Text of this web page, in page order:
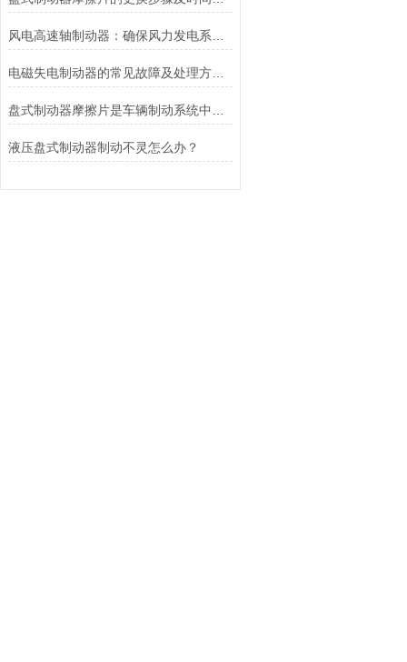
电磁失电制动器的常见故障及处理方法讲解
液压盘式制动器制动不灵怎么办？